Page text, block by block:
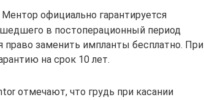
официально гарантируется
в постоперационный период
право заменить импланты бесплатно. При
на срок 10 лет.
отмечают, что грудь при касании